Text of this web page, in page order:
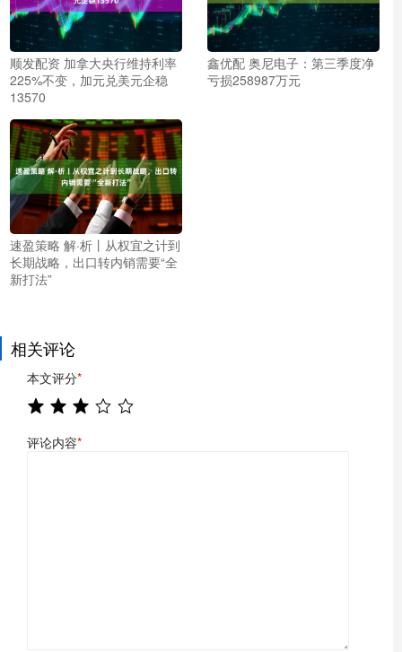
顺发配资 加拿大央行维持利率
225%不变，加元兑美元企稳
13570
鑫优配 奥尼电子：第三季度净
亏损258987万元
速盈策略 解·析丨从权宜之计到
长期战略，出口转内销需要“全
新打法”
相关评论
本文评分*
评论内容*